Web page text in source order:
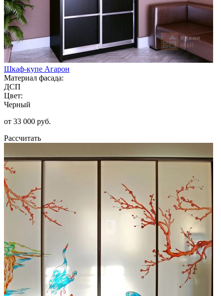
Шкаф-купе Агарон
Материал фасада:
ДСП
Цвет:
Черный
от 33 000 руб.
Рассчитать